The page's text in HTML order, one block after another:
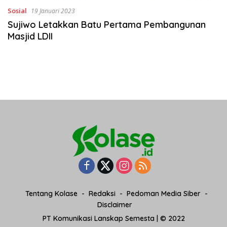
Sosial 19 Januari 2023
Sujiwo Letakkan Batu Pertama Pembangunan
Masjid LDII
Tentang Kolase Redaksi
Pedoman Media Siber
Disclaimer
PT Komunikasi Lanskap Semesta | © 2022